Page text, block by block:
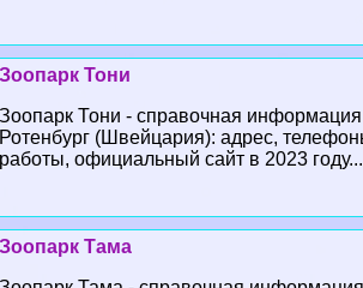
Зоопарк Тони
Зоопарк Тони - справочная информация
Ротенбург (Швейцария): адрес,
работы, официальный сайт в 2023 году...
Зоопарк Тама